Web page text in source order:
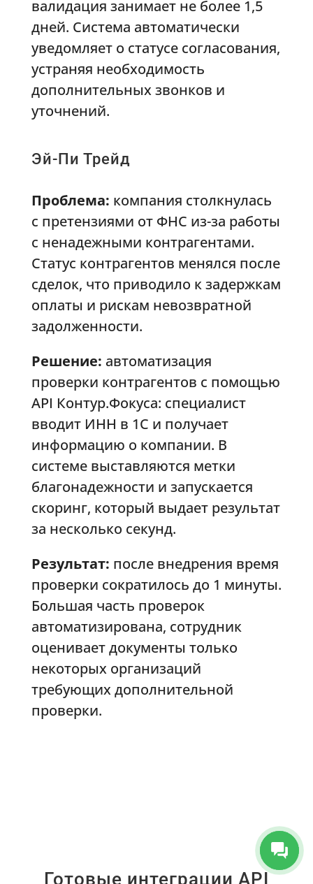
валидация занимает не более 1,5
дней. Система автоматически
уведомляет о статусе согласования,
устраняя необходимость
дополнительных звонков и
уточнений.
Эй-Пи Трейд
Проблема: компания столкнулась
с претензиями от ФНС из-за работы
с ненадежными контрагентами.
Статус контрагентов менялся после
сделок, что приводило к задержкам
оплаты и рискам невозвратной
задолженности.
Решение: автоматизация
проверки контрагентов с помощью
API Контур.Фокуса: специалист
вводит ИНН в 1С и получает
информацию о компании. В
системе выставляются метки
благонадежности и запускается
скоринг, который выдает результат
за несколько секунд.
Результат: после внедрения время
проверки сократилось до 1 минуты.
Большая часть проверок
автоматизирована, сотрудник
оценивает документы только
некоторых организаций
требующих дополнительной
проверки.
Готовые интеграции API